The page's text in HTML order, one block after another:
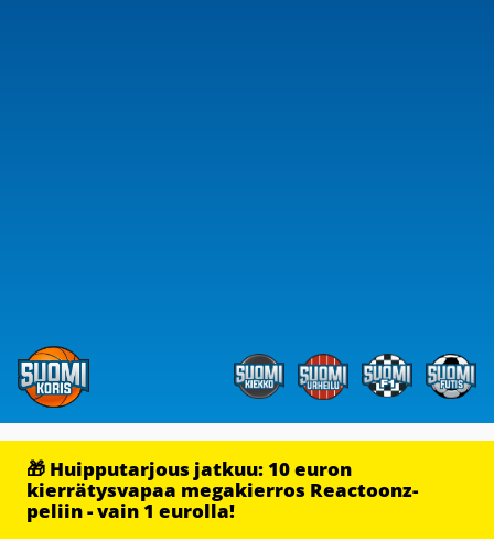
🎁 Huipputarjous jatkuu: 10 euron
kierrätysvapaa megakierros Reactoonz-
peliin - vain 1 eurolla!